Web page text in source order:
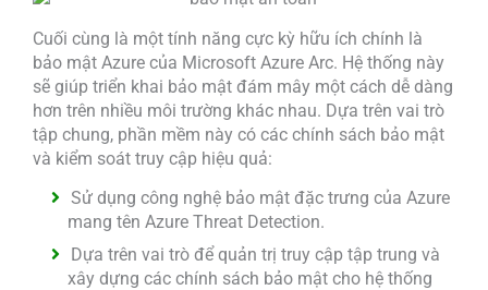
Cuối cùng là một tính năng cực kỳ hữu ích chính là
bảo mật Azure của Microsoft Azure Arc. Hệ thống này
sẽ giúp triển khai bảo mật đám mây một cách dễ dàng
hơn trên nhiều môi trường khác nhau. Dựa trên vai trò
tập chung, phần mềm này có các chính sách bảo mật
và kiểm soát truy cập hiệu quả:
Sử dụng công nghệ bảo mật đặc trưng của Azure
mang tên Azure Threat Detection.
Dựa trên vai trò để quản trị truy cập tập trung và
xây dựng các chính sách bảo mật cho hệ thống